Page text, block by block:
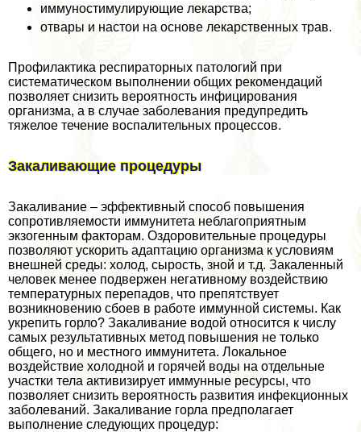
иммуностимулирующие лекарства;
отвары и настои на основе лекарственных трав.
Профилактика респираторных патологий при
систематическом выполнении общих рекомендаций
позволяет снизить вероятность инфицирования
организма, а в случае заболевания предупредить
тяжелое течение воспалительных процессов.
Закаливающие процедуры
Закаливание – эффективный способ повышения
сопротивляемости иммунитета нeблагоприятным
экзогенным факторам. Оздоровительные процедуры
позволяют ускорить адаптацию организма к условиям
внешней среды: холод, сырость, зной и т.д. Закаленный
человек менее подвержен негативному воздействию
температурных перепадов, что препятствует
возникновению сбоев в работе иммунной системы. Как
укрепить горло? Закаливание водой относится к числу
самых результативных метод повышения не только
общего, но и местного иммунитета. Локальное
воздействие холодной и горячей воды на отдельные
участки тела активизирует иммунные ресурсы, что
позволяет снизить вероятность развития инфекционных
заболеваний. Закаливание горла предполагает
выполнение следующих процедур: